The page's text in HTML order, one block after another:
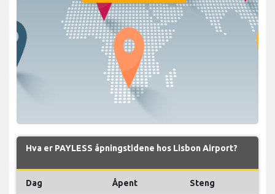
Hva er PAYLESS åpningstidene hos Lisbon Airport?
Dag Åpent Steng